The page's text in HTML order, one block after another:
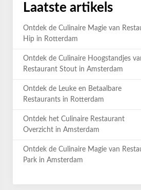
Laatste artikels
Ontdek de Culinaire Magie van
Hip in Rotterdam
Ontdek de Culinaire Hoogstandjes
Restaurant Stout in Amsterdam
Ontdek de Leuke en Betaalbare
Restaurants in Rotterdam
Ontdek het Culinaire Restaurant
Overzicht in Amsterdam
Ontdek de Culinaire Magie van
Park in Amsterdam